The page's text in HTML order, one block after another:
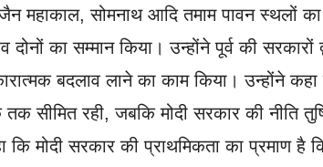
महाकाल, सोमनाथ आदि तमाम पावन स्थलों
दोनों का सम्मान किया। उन्होंने पूर्व की
बदलाव लाने का काम किया। उन्होंने
सीमित रही, जबकि मोदी सरकार की नीति
कि मोदी सरकार की प्राथमिकता का प्रमाण है